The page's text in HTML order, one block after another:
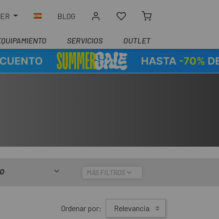
BLOG
SERVICIOS OUTLET
MÁS FILTROS
Ordenar por: Relevancia